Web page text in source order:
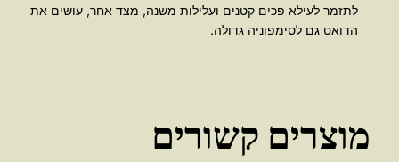
לתזמר לעילא פכים קטנים ועלילות משנה, מצד אחר, עושים את
הדואט גם לסימפוניה גדולה.
מוצרים קשורים